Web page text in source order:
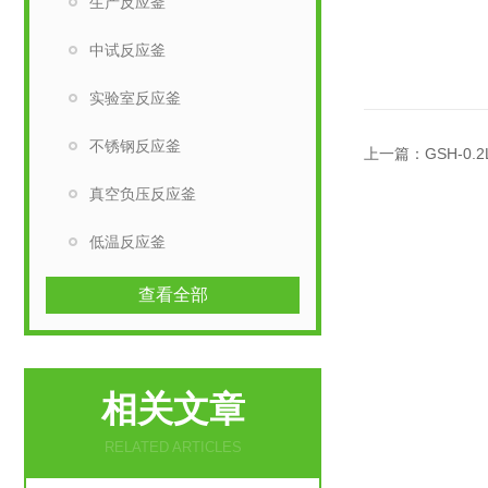
中试反应釜
实验室反应釜
不锈钢反应釜
真空负压反应釜
低温反应釜
查看全部
相关文章
RELATED ARTICLES
上一篇： GSH-